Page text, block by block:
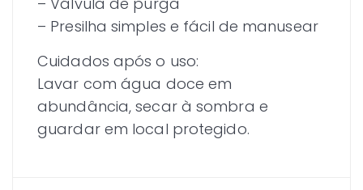
– Presilha simples e fácil de manusear
Cuidados após o uso:
Lavar com água doce em
abundância, secar à sombra e
guardar em local protegido.